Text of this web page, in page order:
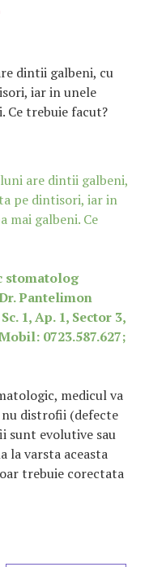
dintii galbeni, cu
iar in unele
Ce trebuie facut?
are dintii galbeni,
pe dintisori, iar in
mai galbeni. Ce
stomatolog
Pantelimon
1, Ap. 1, Sector 3,
0723.587.627;
medicul va
distrofii (defecte
sunt evolutive sau
la varsta aceasta
trebuie corectata